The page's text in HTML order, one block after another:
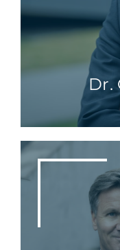
Dr.